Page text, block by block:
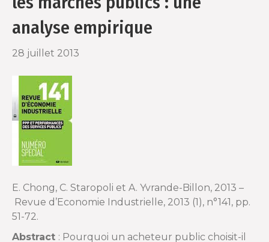
o
k
r
analyse empirique
28 juillet 2013
E. Chong, C. Staropoli et A. Yvrande-Billon, 2013 –
Revue d’Economie Industrielle, 2013 (1), n°141, pp.
51-72.
Abstract : Pourquoi un acheteur public choisit-il